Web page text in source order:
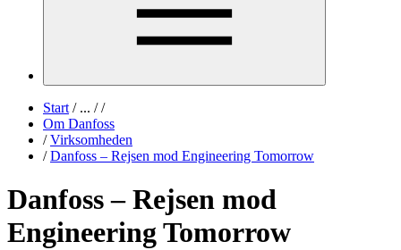
Start /... / /
Om Danfoss
/ Virksomheden
/ Danfoss – Rejsen mod Engineering Tomorrow
Danfoss – Rejsen mod
Engineering Tomorrow